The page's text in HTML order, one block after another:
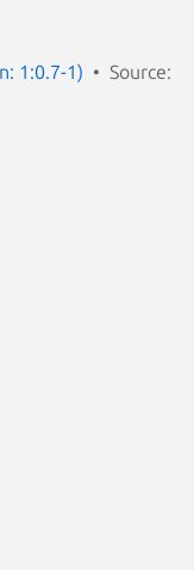
1:0.7-1)
Source: